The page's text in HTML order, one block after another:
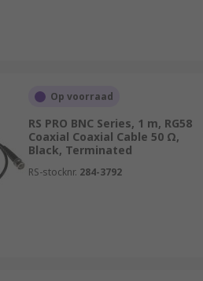
Op voorraad
RS PRO BNC Series, 1 m, RG58
Coaxial Coaxial Cable 50 Ω,
Black, Terminated
RS-stocknr. 284-3792